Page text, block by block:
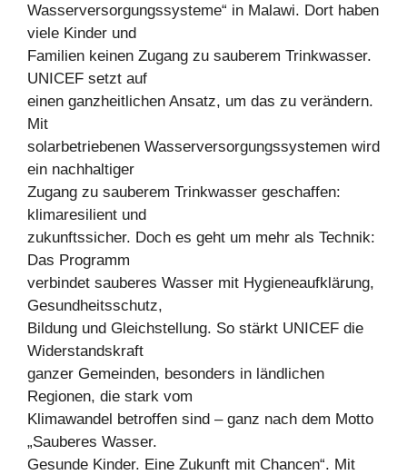
Wasserversorgungssysteme“ in Malawi. Dort haben
viele Kinder und
Familien keinen Zugang zu sauberem Trinkwasser.
UNICEF setzt auf
einen ganzheitlichen Ansatz, um das zu verändern.
Mit
solarbetriebenen Wasserversorgungssystemen wird
ein nachhaltiger
Zugang zu sauberem Trinkwasser geschaffen:
klimaresilient und
zukunftssicher. Doch es geht um mehr als Technik:
Das Programm
verbindet sauberes Wasser mit Hygieneaufklärung,
Gesundheitsschutz,
Bildung und Gleichstellung. So stärkt UNICEF die
Widerstandskraft
ganzer Gemeinden, besonders in ländlichen
Regionen, die stark vom
Klimawandel betroffen sind – ganz nach dem Motto
„Sauberes Wasser.
Gesunde Kinder. Eine Zukunft mit Chancen“. Mit